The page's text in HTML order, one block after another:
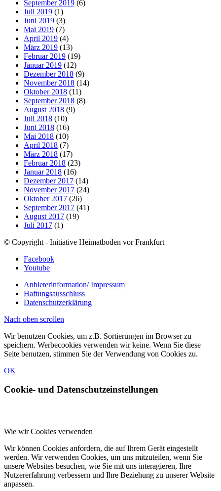
September 2019 (6)
Juli 2019 (1)
Juni 2019 (3)
Mai 2019 (7)
April 2019 (4)
März 2019 (13)
Februar 2019 (19)
Januar 2019 (12)
Dezember 2018 (9)
November 2018 (14)
Oktober 2018 (11)
September 2018 (8)
August 2018 (9)
Juli 2018 (10)
Juni 2018 (16)
Mai 2018 (10)
April 2018 (7)
März 2018 (17)
Februar 2018 (23)
Januar 2018 (16)
Dezember 2017 (14)
November 2017 (24)
Oktober 2017 (26)
September 2017 (41)
August 2017 (19)
Juli 2017 (1)
© Copyright - Initiative Heimatboden vor Frankfurt
Facebook
Youtube
Anbieterinformation/ Impressum
Haftungsausschluss
Datenschutzerklärung
Nach oben scrollen
Wir benutzen Cookies, um z.B. Sortierungen im Browser zu
speichern. Werbecookies verwenden wir keine. Wenn Sie diese
Seite benutzen, stimmen Sie der Verwendung von Cookies zu.
OK
Cookie- und Datenschutzeinstellungen
Wie wir Cookies verwenden
Wir können Cookies anfordern, die auf Ihrem Gerät eingestellt
werden. Wir verwenden Cookies, um uns mitzuteilen, wenn Sie
unsere Websites besuchen, wie Sie mit uns interagieren, Ihre
Nutzererfahrung verbessern und Ihre Beziehung zu unserer Website
anpassen.